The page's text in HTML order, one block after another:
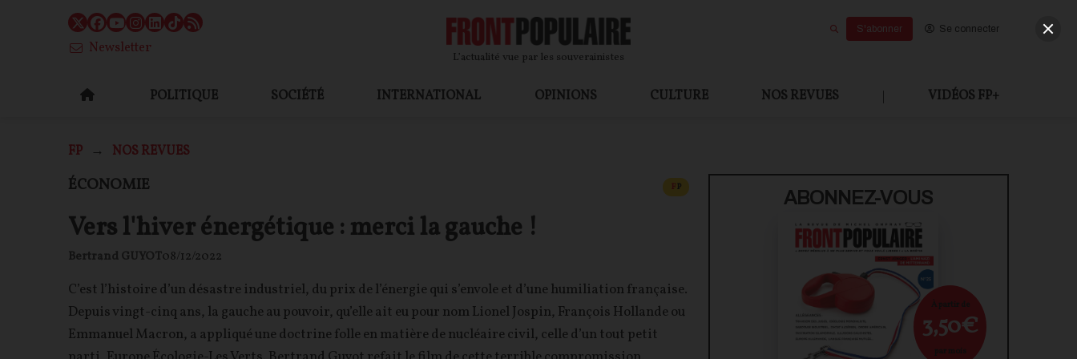
Newsletter
L’actualité vue par les souverainistes
S'abonner Se connecter
POLITIQUE SOCIÉTÉ INTERNATIONAL OPINIONS CULTURE NOS REVUES | VIDÉOS FP+
FP NOS REVUES
ÉCONOMIE FP
CONTENU PAYANT
Vers l'hiver énergétique : merci la gauche !
Bertrand GUYOT08/12/2022
C’est l’histoire d’un désastre industriel, du prix de l’énergie qui s’envole et d’une humiliation française.
Depuis vingt-cinq ans, la gauche au pouvoir, qu’elle ait eu pour nom Lionel Jospin, François Hollande ou
Emmanuel Macron, a appliqué une doctrine folle en matière de nucléaire civil, celle d’un tout petit
ABONNEZ-VOUS
À partir de
3,50€
par mois